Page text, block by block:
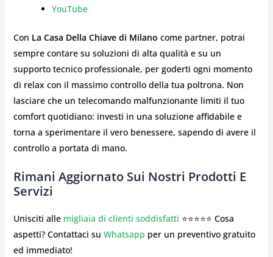
YouTube
Con La Casa Della Chiave di Milano come partner, potrai
sempre contare su soluzioni di alta qualità e su un
supporto tecnico professionale, per goderti ogni momento
di relax con il massimo controllo della tua poltrona. Non
lasciare che un telecomando malfunzionante limiti il tuo
comfort quotidiano: investi in una soluzione affidabile e
torna a sperimentare il vero benessere, sapendo di avere il
controllo a portata di mano.
Rimani Aggiornato Sui Nostri Prodotti E
Servizi
Unisciti alle migliaia di clienti soddisfatti ⭐⭐⭐⭐⭐ Cosa
aspetti? Contattaci su Whatsapp per un preventivo gratuito
ed immediato!